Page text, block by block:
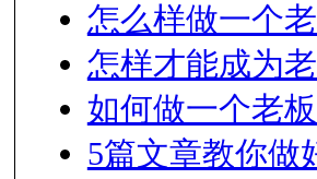
怎么样做一个
怎样才能成为
如何做一个老
5篇文章教你做